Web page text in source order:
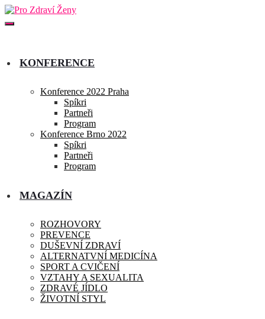
KONFERENCE
Konference 2022 Praha
Spíkri
Partneři
Program
Konference Brno 2022
Spíkri
Partneři
Program
MAGAZÍN
ROZHOVORY
PREVENCE
DUŠEVNÍ ZDRAVÍ
ALTERNATVNÍ MEDICÍNA
SPORT A CVIČENÍ
VZTAHY A SEXUALITA
ZDRAVÉ JÍDLO
ŽIVOTNÍ STYL